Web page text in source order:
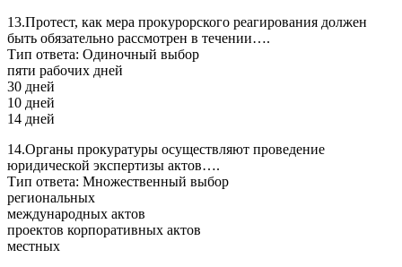
13.Протест, как мера прокурорского реагирования должен
быть обязательно рассмотрен в течении….
Тип ответа: Одиночный выбор
пяти рабочих дней
30 дней
10 дней
14 дней
14.Органы прокуратуры осуществляют проведение
юридической экспертизы актов….
Тип ответа: Множественный выбор
региональных
международных актов
проектов корпоративных актов
местных